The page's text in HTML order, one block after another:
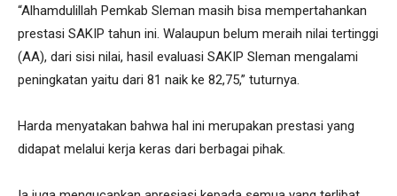
“Alhamdulillah Pemkab Sleman masih bisa mempertahankan
prestasi SAKIP tahun ini. Walaupun belum meraih nilai tertinggi
(AA), dari sisi nilai, hasil evaluasi SAKIP Sleman mengalami
peningkatan yaitu dari 81 naik ke 82,75,” tuturnya.
Harda menyatakan bahwa hal ini merupakan prestasi yang
didapat melalui kerja keras dari berbagai pihak.